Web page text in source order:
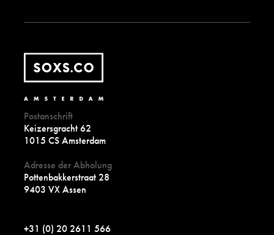
Postanschrift
Keizersgracht 62
1015 CS Amsterdam
Adresse der Abholung
Pottenbakkerstraat 28
9403 VX Assen
+31 (0) 20 2611 566